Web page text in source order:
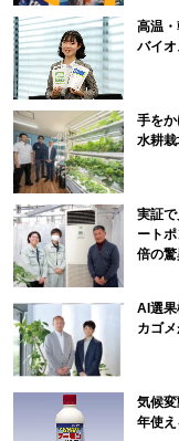
高温・
バイ
手を
水耕
実証
ート
倍の
AI選
カゴ
気候
年使え